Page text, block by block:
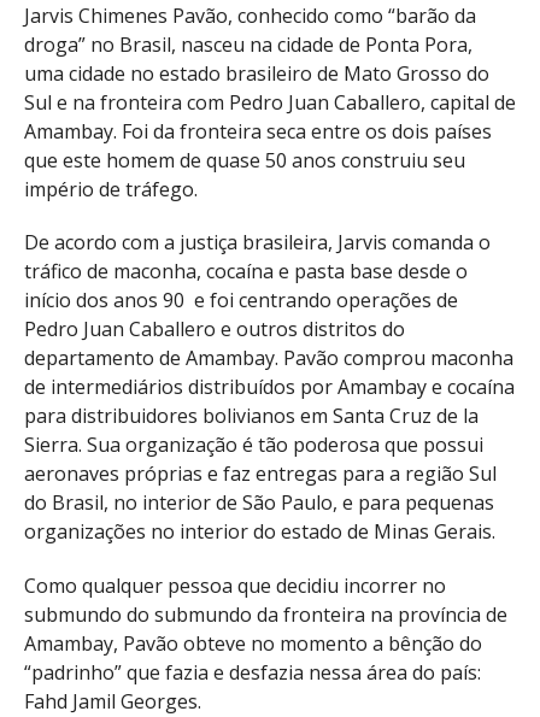
Jarvis Chimenes Pavão, conhecido como “barão da
droga” no Brasil, nasceu na cidade de Ponta Pora,
uma cidade no estado brasileiro de Mato Grosso do
Sul e na fronteira com Pedro Juan Caballero, capital de
Amambay. Foi da fronteira seca entre os dois países
que este homem de quase 50 anos construiu seu
império de tráfego.
De acordo com a justiça brasileira, Jarvis comanda o
tráfico de maconha, cocaína e pasta base desde o
início dos anos 90 e foi centrando operações de
Pedro Juan Caballero e outros distritos do
departamento de Amambay. Pavão comprou maconha
de intermediários distribuídos por Amambay e cocaína
para distribuidores bolivianos em Santa Cruz de la
Sierra. Sua organização é tão poderosa que possui
aeronaves próprias e faz entregas para a região Sul
do Brasil, no interior de São Paulo, e para pequenas
organizações no interior do estado de Minas Gerais.
Como qualquer pessoa que decidiu incorrer no
submundo do submundo da fronteira na província de
Amambay, Pavão obteve no momento a bênção do
“padrinho” que fazia e desfazia nessa área do país:
Fahd Jamil Georges.